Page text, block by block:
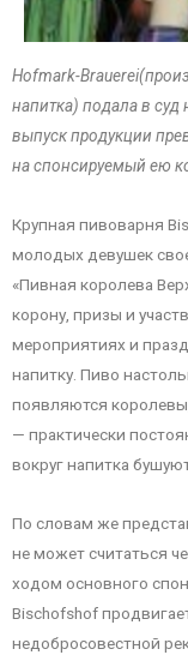
Hofmark-
напитка) подала в
выпуск продукции
на спонсируемый ею
Крупная пивоварня
молодых девушек
«Пивная королева
корону, призы и
мероприятиях и
напитку. Пиво
появляются
— практически
вокруг напитка
По словам же
не может считаться
ходом основного
Bischofshof
недобросовестной